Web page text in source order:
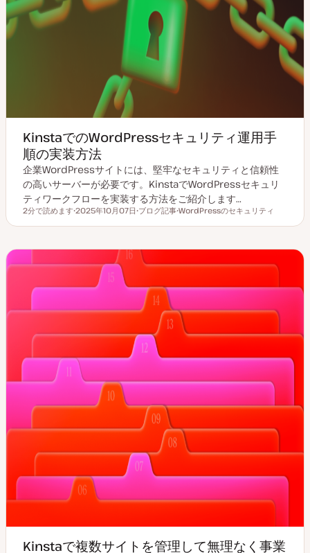
KinstaでのWordPressセキュリティ運用手
順の実装方法
企業WordPressサイトには、堅牢なセキュリティと信頼性
の高いサーバーが必要です。KinstaでWordPressセキュリ
ティワークフローを実装する方法をご紹介します…
読むのにかかる時間
2分で読めます
新
2025年10月07日
稿
イ
プ
ブログ記事
ピ
ク
WordPressのセキュリティ
Kinstaで複数サイトを管理して無理なく事業